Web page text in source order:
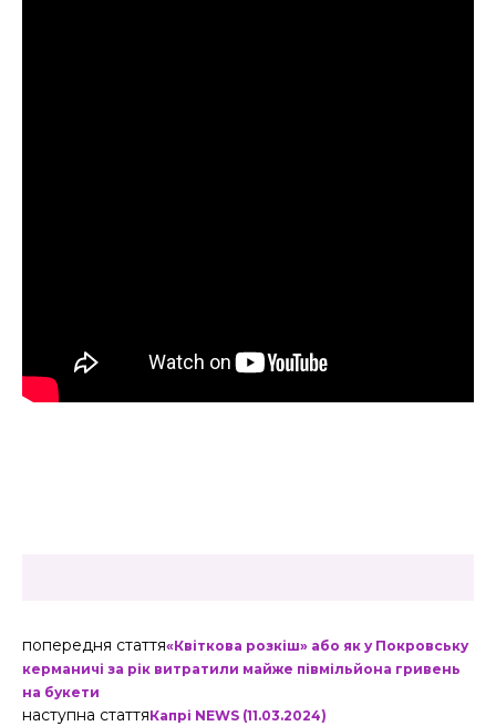
попередня стаття«Квіткова розкіш» або як у Покровську
керманичі за рік витратили майже півмільйона гривень
на букети
наступна статтяКапрі NEWS (11.03.2024)